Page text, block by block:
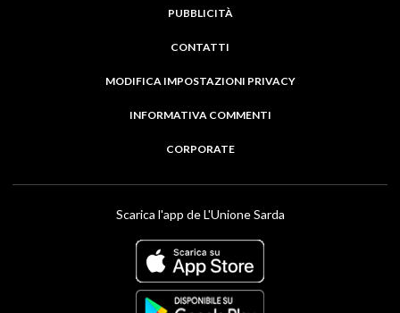
PUBBLICITÀ
CONTATTI
MODIFICA IMPOSTAZIONI PRIVACY
INFORMATIVA COMMENTI
CORPORATE
Scarica l'app de L'Unione Sarda